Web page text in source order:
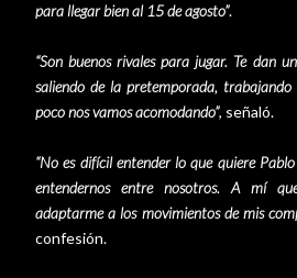
para llegar bien al 15 de agosto”.
“Son buenos rivales para jugar. Te dan
saliendo de la pretemporada,
poco nos vamos acomodando”, señaló.
“No es difícil entender lo que quiere
entendernos entre nosotros. A mí
adaptarme a los movimientos de mis
confesión.